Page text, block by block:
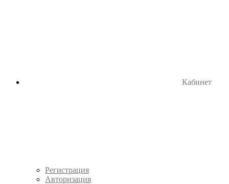
Кабинет
Регистрация
Авторизация